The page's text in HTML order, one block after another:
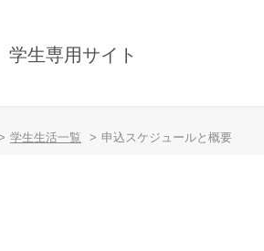
学生専用サイト
学生生活一覧 申込スケジュールと概要